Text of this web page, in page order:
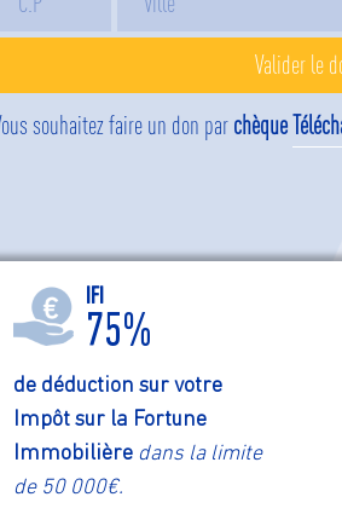
IFI
75%
de déduction sur votre
Impôt sur la Fortune
Immobilière dans la limite
de 50 000€.